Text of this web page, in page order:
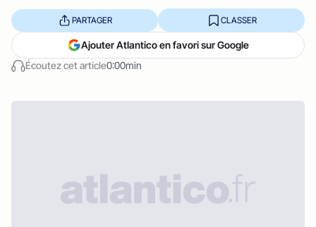
Écoutez cet article0:00min
PARTAGER CLASSER
Ajouter Atlantico en favori sur Google